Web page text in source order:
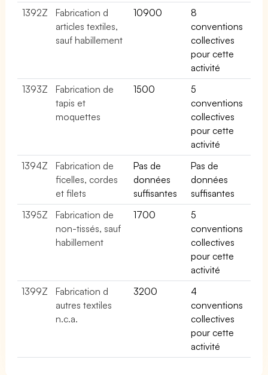
1392Z
Fabrication d
articles textiles,
sauf habillement
10900
8
conventions
collectives
pour cette
activité
1393Z
Fabrication de
tapis et
moquettes
1500
5
conventions
collectives
pour cette
activité
1394Z
Fabrication de
ficelles, cordes
et filets
Pas de
données
suffisantes
Pas de
données
suffisantes
1395Z
Fabrication de
non-tissés, sauf
habillement
1700
5
conventions
collectives
pour cette
activité
1399Z
Fabrication d
autres textiles
n.c.a.
3200
4
conventions
collectives
pour cette
activité